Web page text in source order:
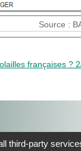
Source :
françaises ?
2571
third-party